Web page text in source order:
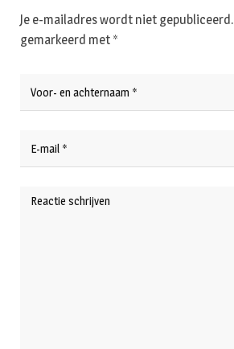
Je e-mailadres wordt niet gepubliceerd.
gemarkeerd met *